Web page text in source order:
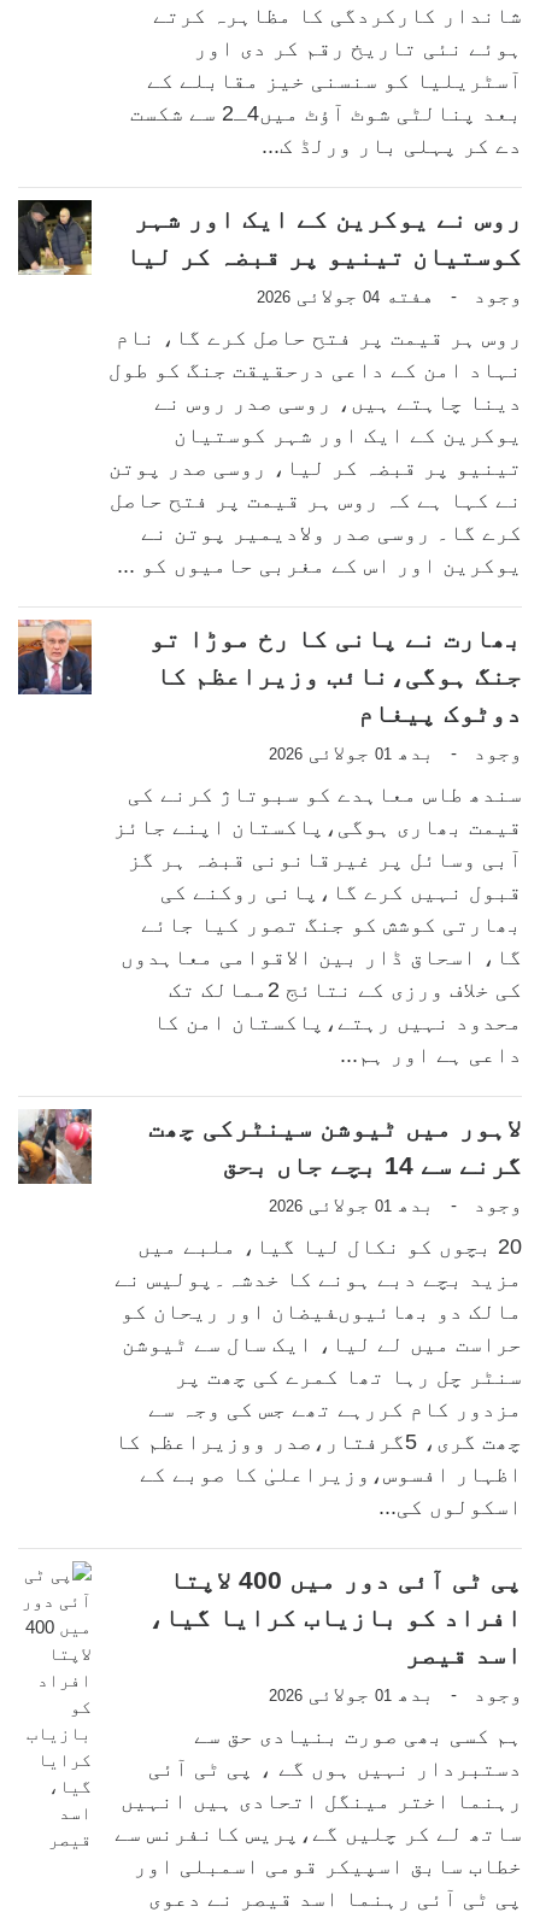
شاندار کارکردگی کا مظاہرہ کرتے
ہوئے نئی تاریخ رقم کر دی اور
آسٹریلیا کو سنسنی خیز مقابلے کے
بعد پنالٹی شوٹ آؤٹ میں4ـ2 سے شکست
دے کر پہلی بار ورلڈ ک...
روس نے یوکرین کے ایک اور شہر
کوستیان تینیو پر قبضہ کر لیا
وجود - هفته 04 جولائی 2026
روس ہر قیمت پر فتح حاصل کرے گا، نام
نہاد امن کے داعی درحقیقت جنگ کو طول
دینا چاہتے ہیں، روسی صدر روس نے
یوکرین کے ایک اور شہر کوستیان
تینیو پر قبضہ کر لیا، روسی صدر پوتن
نے کہا ہے کہ روس ہر قیمت پر فتح حاصل
کرے گا۔ روسی صدر ولادیمیر پوتن نے
یوکرین اور اس کے مغربی حامیوں کو ...
بھارت نے پانی کا رخ موڑا تو
جنگ ہوگی،نائب وزیراعظم کا
دوٹوک پیغام
وجود - بدھ 01 جولائی 2026
سندھ طاس معاہدے کو سبوتاژ کرنے کی
قیمت بھاری ہوگی،پاکستان اپنے جائز
آبی وسائل پر غیرقانونی قبضہ ہر گز
قبول نہیں کرے گا،پانی روکنے کی
بھارتی کوشش کو جنگ تصور کیا جائے
گا، اسحاق ڈار بین الاقوامی معاہدوں
کی خلاف ورزی کے نتائج 2ممالک تک
محدود نہیں رہتے،پاکستان امن کا
داعی ہے اور ہم...
لاہور میں ٹیوشن سینٹرکی چھت
گرنے سے 14 بچے جاں بحق
وجود - بدھ 01 جولائی 2026
20 بچوں کو نکال لیا گیا، ملبے میں
مزید بچے دبے ہونے کا خدشہ۔پولیس نے
مالک دو بھائیوںفیضان اور ریحان کو
حراست میں لے لیا، ایک سال سے ٹیوشن
سنٹر چل رہا تھا کمرے کی چھت پر
مزدور کام کررہے تھے جس کی وجہ سے
چھت گری، 5گرفتار،صدر ووزیراعظم کا
اظہار افسوس،وزیراعلیٰ کا صوبے کے
اسکولوں کی...
پی ٹی آئی دور میں 400 لاپتا
افراد کو بازیاب کرایا گیا،
اسد قیصر
وجود - بدھ 01 جولائی 2026
ہم کسی بھی صورت بنیادی حق سے
دستبردار نہیں ہوں گے ، پی ٹی آئی
رہنما اختر مینگل اتحادی ہیں انہیں
ساتھ لے کر چلیں گے،پریس کانفرنس سے
خطاب سابق اسپیکر قومی اسمبلی اور
پی ٹی آئی رہنما اسد قیصر نے دعوی